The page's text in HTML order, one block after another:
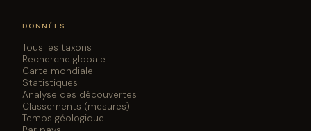
DONNÉES
Tous les taxons
Recherche globale
Carte mondiale
Statistiques
Analyse des découvertes
Classements (mesures)
Temps géologique